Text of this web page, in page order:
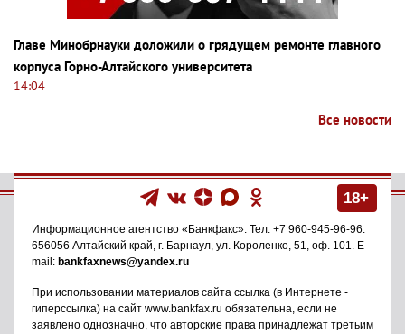
Главе Минобрнауки доложили о грядущем ремонте главного
корпуса Горно-Алтайского университета
14:04
Все новости
18+
Информационное агентство «Банкфакс» . Тел. +7 960-945-96-96
656056 Алтайский край, г. Барнаул ул. Короленко, 51, оф. 101
. E-
mail: bankfaxnews@yandex.ru
При использовании материалов сайта ссылка (в Интернете -
гиперссылка) на сайт www.bankfax.ru обязательна, если не
заявлено однозначно, что авторские права принадлежат третьим